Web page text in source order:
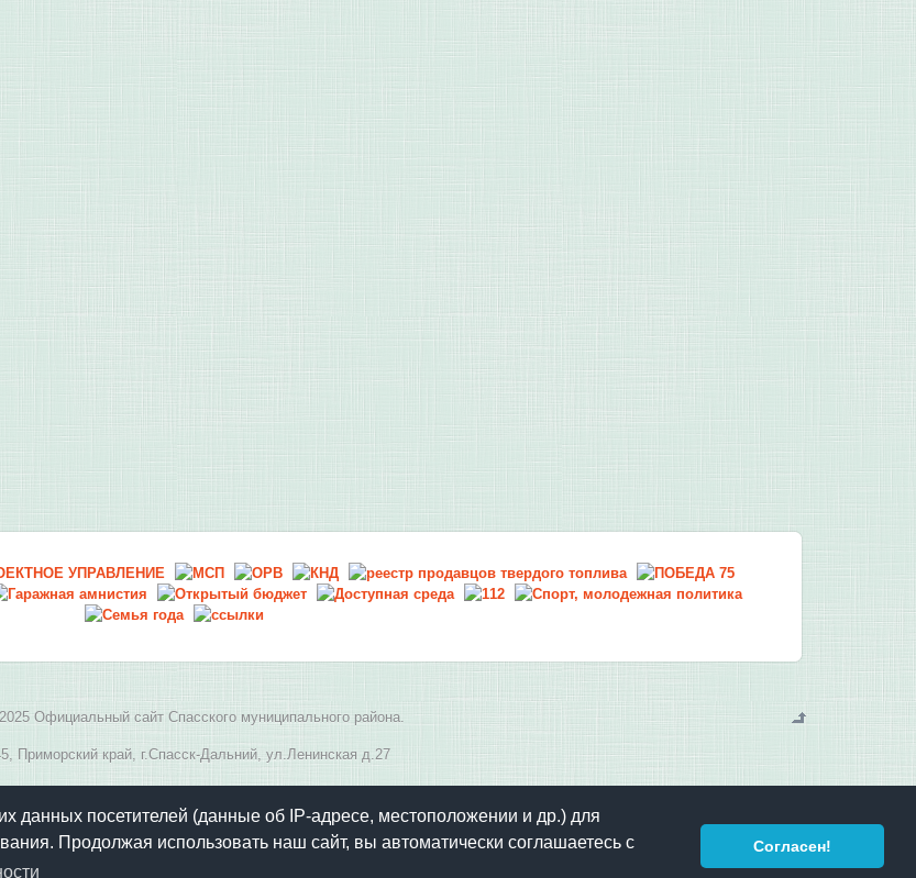
данных посетителей (данные об IP-адресе, местоположении и др.) для
Продолжая использовать наш сайт, вы автоматически соглашаетесь с
Согласен!
Официальный сайт Спасского муниципального района.
Приморский край, г.Спасск-Дальний, ул.Ленинская д.27